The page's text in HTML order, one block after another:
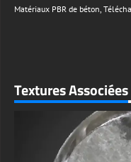
Matériaux PBR de béton
Textures Associées